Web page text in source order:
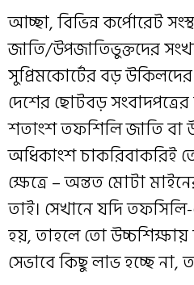
আচ্ছা, বিভিন্ন কর্পোরেট
জাতি/উপজাতিভুক্তদের
সুপ্রিমকোর্টের বড়
দেশের ছোটবড়
শতাংশ তফশিলি জাতি বা
অধিকাংশ চাকরিবাকরিই
ক্ষেত্রে – অন্তত মোটা
তাই। সেখানে যদি
হয়, তাহলে তো উচ্চশিক্ষায়
সেভাবে কিছু লাভ হচ্ছে না,